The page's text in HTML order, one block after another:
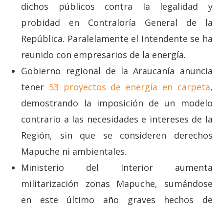
dichos públicos contra la legalidad y
probidad en Contraloría General de la
República. Paralelamente el Intendente se ha
reunido con empresarios de la energía.
Gobierno regional de la Araucanía anuncia
tener 53 proyectos de energía en carpeta,
demostrando la imposición de un modelo
contrario a las necesidades e intereses de la
Región, sin que se consideren derechos
Mapuche ni ambientales.
Ministerio del Interior aumenta
militarización zonas Mapuche, sumándose
en este último año graves hechos de